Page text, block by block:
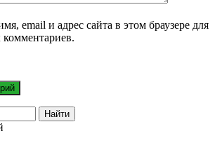
email и адрес сайта в этом браузере для